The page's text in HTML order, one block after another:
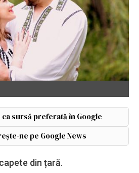
ca sursă preferată în Google
ne pe Google News
din țară.